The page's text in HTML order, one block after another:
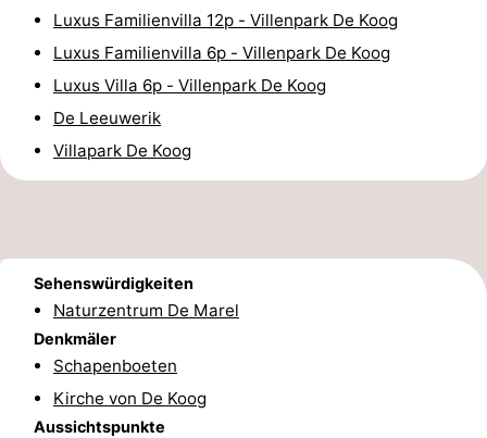
(mit
Frühstück)
Lastminutes
Strand
Sehen
Denkmäler
-
Kirchen
Mühlen
Aussichtspunkte
Attraktionen
Luxus Familienvilla 12p - Villenpark De Koog
Luxus Familienvilla 6p - Villenpark De Koog
Luxus Villa 6p - Villenpark De Koog
De Leeuwerik
Villapark De Koog
Sehenswürdigkeiten
Naturzentrum De Marel
Denkmäler
Schapenboeten
Kirche von De Koog
Aussichtspunkte